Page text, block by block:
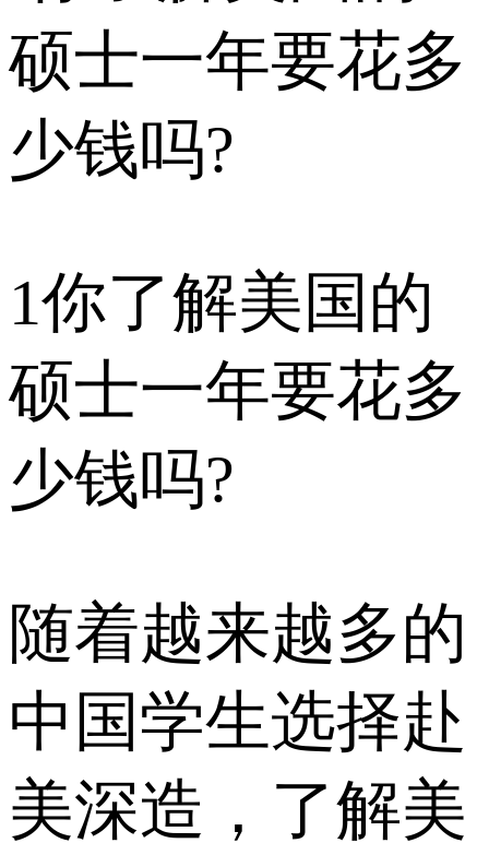
1你了解美国的
硕士一年要花多
少钱吗?
随着越来越多的
中国学生选择赴
美深造，了解美